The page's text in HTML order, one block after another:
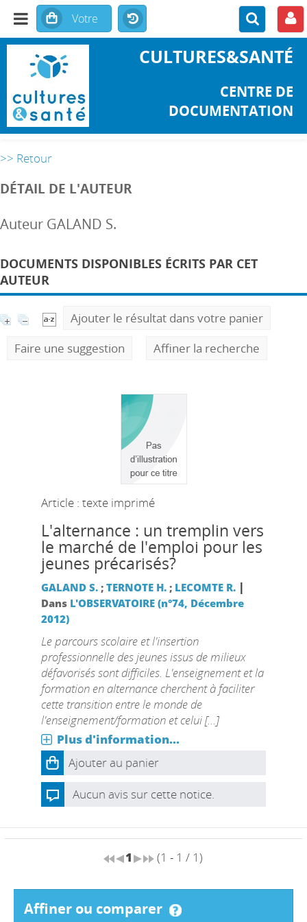
CULTURES&SANTÉ
CENTRE DE
DOCUMENTATION
>> Retour
DÉTAIL DE L'AUTEUR
Auteur GALAND S.
DOCUMENTS DISPONIBLES ÉCRITS PAR CET
AUTEUR
Ajouter le résultat dans votre panier
Faire une suggestion
Affiner la recherche
Article : texte imprimé
L'alternance : un tremplin vers
le marché de l'emploi pour les
jeunes précarisés?
GALAND S.; TERNOTE H.; LECOMTE R. |
Dans L'OBSERVATOIRE (n°74, Décembre
2012)
Le parcours scolaire et l'insertion
professionnelle des jeunes issus de milieux
défavorisés sont difficiles. L'enseignement et la
formation en alternance cherchent à faciliter
cette transition entre le monde de
l'enseignement/formation et celui [...]
Plus d'information...
Ajouter au panier
Aucun avis sur cette notice.
1 (1 - 1 / 1)
affiner ou comparer